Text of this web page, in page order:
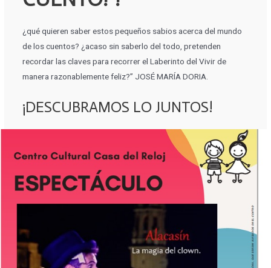
¿qué quieren saber estos pequeños sabios acerca del mundo
de los cuentos? ¿acaso sin saberlo del todo, pretenden
recordar las claves para recorrer el Laberinto del Vivir de
manera razonablemente feliz?” JOSÉ MARÍA DORIA.
¡DESCUBRAMOS LO JUNTOS!